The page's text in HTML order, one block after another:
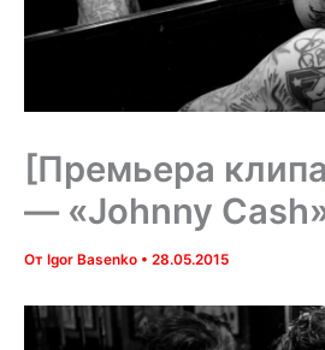
[Премьера
— «Johnny
От Igor Basenko • 28.05.2015